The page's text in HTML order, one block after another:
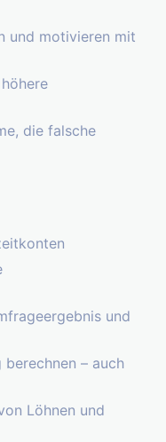
und motivieren mit
die falsche
und
– auch
Löhnen und